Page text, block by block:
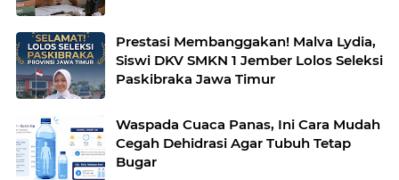
Prestasi Membanggakan! Malva Lydia,
Siswi DKV SMKN 1 Jember Lolos Seleksi
Paskibraka Jawa Timur
Waspada Cuaca Panas, Ini Cara Mudah
Cegah Dehidrasi Agar Tubuh Tetap
Bugar